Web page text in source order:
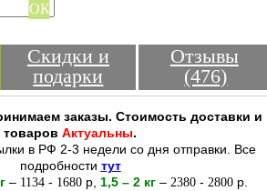
ОК
Скидки и
подарки
Отзывы
(476)
заказы. Стоимость доставки и
товаров Актуальны.
в РФ 2-3 недели со дня отправки. Все
подробности тут
– 1134 - 1680 р 1,5 – 2 кг – 2380 - 2800 р.